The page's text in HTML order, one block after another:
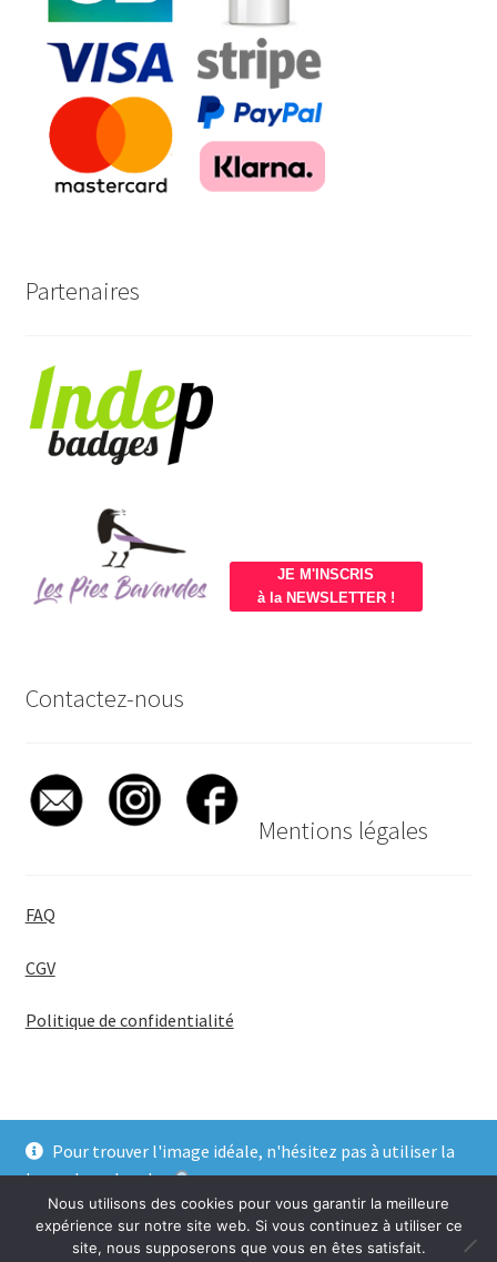
Pour trouver l'image idéale, n'hésitez pas à utiliser la
barre de recherche
Ignorer
Partenaires
JE M'INSCRIS
à la NEWSLETTER !
Contactez-nous
Mentions légales
FAQ
CGV
Politique de confidentialité
© BadgeGirl® 2026
Nous utilisons des cookies pour vous garantir la meilleure
expérience sur notre site web. Si vous continuez à utiliser ce
site, nous supposerons que vous en êtes satisfait.